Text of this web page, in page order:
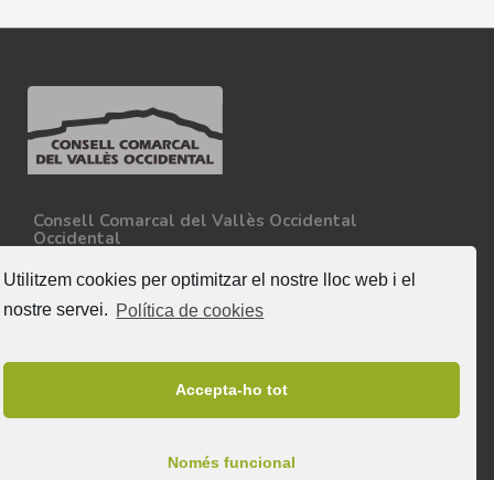
Utilitzem cookies per optimitzar el nostre lloc web i el
nostre servei. Política de cookies
Accepta-ho tot
Només funcional
Consell Comarcal del Vallès Occidental
Occidental
08227 - Terrassa
Tel. 93 727 35 34